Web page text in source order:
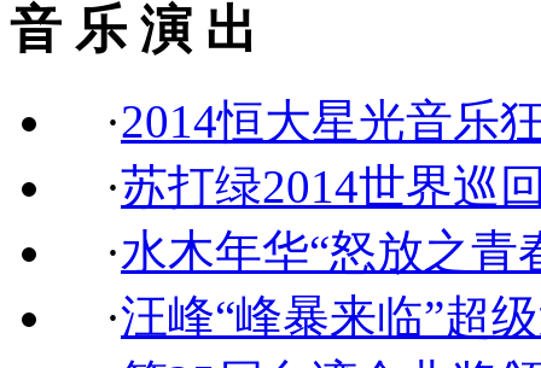
音 乐 演 出
·2014恒大星光音乐
·苏打绿2014世界巡
·水木年华“怒放之青
·汪峰“峰暴来临”超